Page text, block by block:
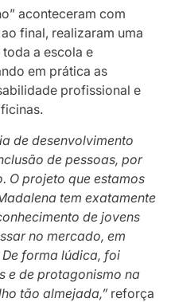
aconteceram com
final, realizaram uma
a escola e
em prática as
profissional e
de desenvolvimento
de pessoas, por
O projeto que estamos
tem exatamente
de jovens
no mercado, em
forma lúdica, foi
e de protagonismo na
tão almejada,” reforça